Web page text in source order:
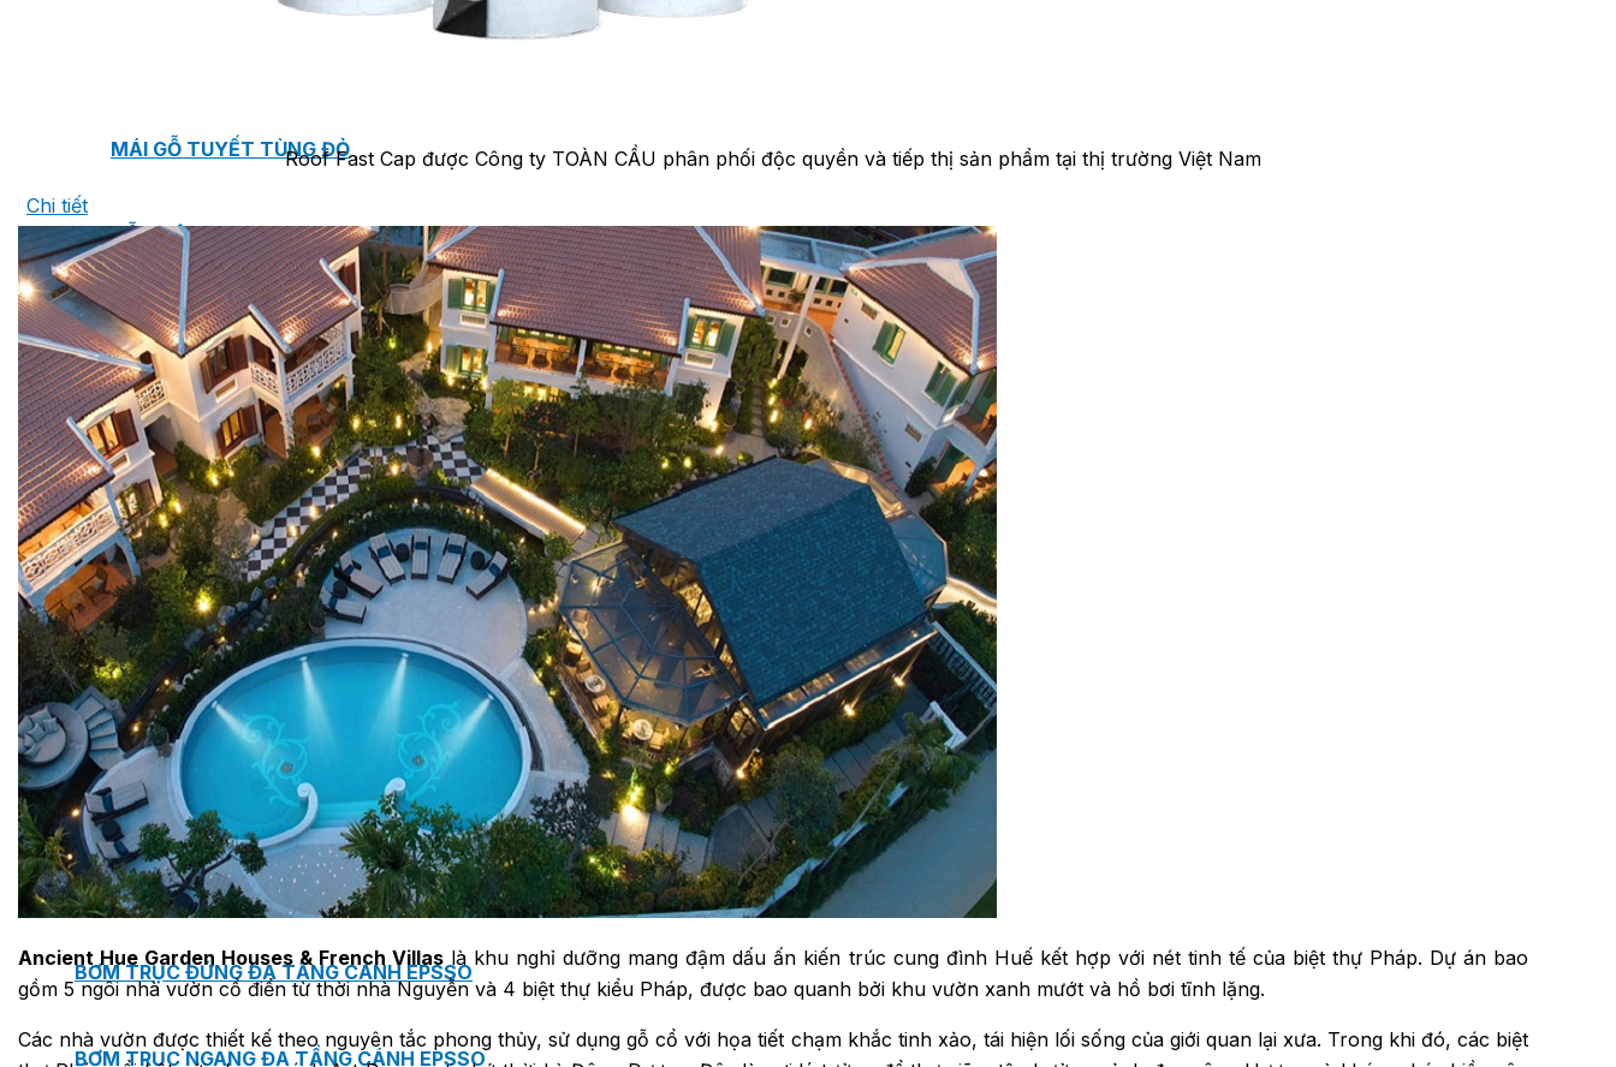
TẤM ỐP TƯỜNG MAX-3
MÁI GỖ TUYẾT TÙNG ĐỎ
GỖ NHÂN TẠO NAM SOON
GỖ SINH THÁI NOVANO
VÁN OSB (VÁN DĂM ĐỊNH HƯỚNG)
MÁI LÁ NHÂN TẠO CENTRO THATCH
MASTER COPPO (KIỂU DÁNG NGÓI ĐỊA TRUNG HẢI)
Bơm Epsso
HỆ THỐNG BƠM TĂNG ÁP EPSSO
BƠM TRỤC ĐỨNG ĐƠN TẦNG CÁNH INLINE DP EPSSO
BƠM TRỤC ĐỨNG ĐA TẦNG CÁNH EPSSO
BƠM TRỤC NGANG ĐA TẦNG CÁNH EPSSO
Roof Fast Cap được Công ty TOÀN CẦU phân phối độc quyền và tiếp thị sản phẩm tại thị trường Việt Nam
Chi tiết
Ancient Hue Garden Houses & French Villas là khu nghỉ dưỡng mang đậm dấu ấn kiến trúc cung đình Huế kết hợp với nét tinh tế của biệt thự Pháp. Dự án bao
gồm 5 ngôi nhà vườn cổ điển từ thời nhà Nguyễn và 4 biệt thự kiểu Pháp, được bao quanh bởi khu vườn xanh mướt và hồ bơi tĩnh lặng.
Các nhà vườn được thiết kế theo nguyên tắc phong thủy, sử dụng gỗ cổ với họa tiết chạm khắc tinh xảo, tái hiện lối sống của giới quan lại xưa. Trong khi đó, các biệt